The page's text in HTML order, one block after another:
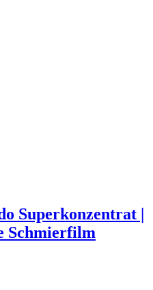
Superkonzentrat |
Schmierfilm